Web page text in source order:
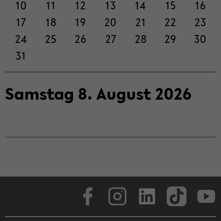
seln
10
11 12 13 14 15
16
17
18 19 20 21 22
23
24
25 26 27 28 29
30
31
Sams­tag 8. Au­gust2026
Face­book